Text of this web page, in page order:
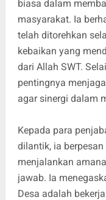
biasa dalam
masyarakat. Ia
telah ditorehkan
kebaikan yang
dari Allah SWT.
pentingnya
agar sinergi dalam
Kepada para
dilantik, ia
menjalankan
jawab. Ia
Desa adalah